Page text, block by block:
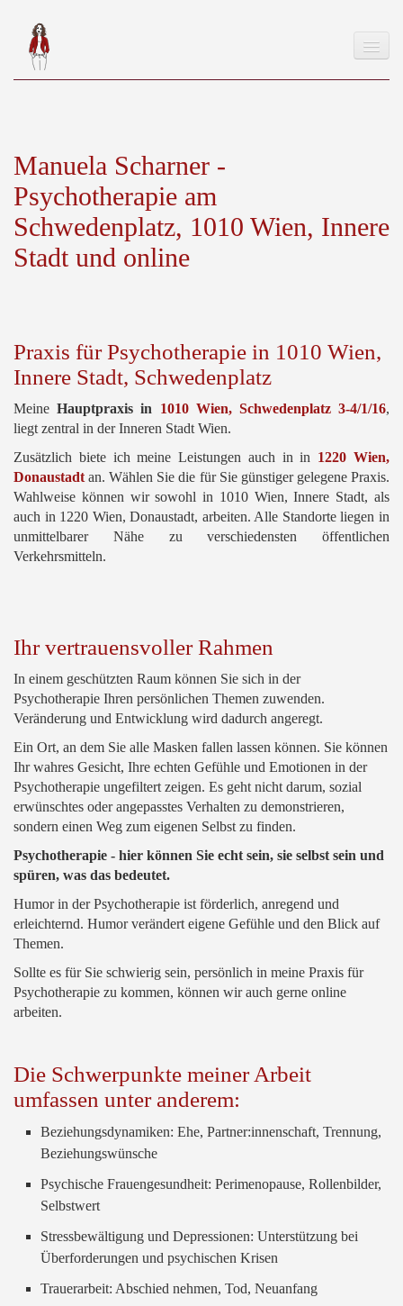
Startseite
Schwerpunkte
Psychotherapie 1010 Wien
Online-Psychotherapie
Über mich
Kontakt
Blog
Manuela Scharner -
Psychotherapie am
Schwedenplatz, 1010 Wien, Innere
Stadt und online
Praxis für Psychotherapie in 1010 Wien,
Innere Stadt, Schwedenplatz
MeineHauptpraxis in 1010 Wien, Schwedenplatz 3-4/1/16,
liegt zentral in der Inneren Stadt Wien.
Zusätzlich biete ich meine Leistungen auch in in 1220 Wien,
Donaustadt an. Wählen Sie die für Sie günstiger gelegene Praxis.
Wahlweise können wir sowohl in 1010 Wien, Innere Stadt, als
auch in 1220 Wien, Donaustadt, arbeiten. Alle Standorte liegen in
unmittelbarer Nähe zu verschiedensten öffentlichen
Verkehrsmitteln.
Ihr vertrauensvoller Rahmen
In einem geschützten Raum können Sie sich in der
Psychotherapie Ihren persönlichen Themen zuwenden.
Veränderung und Entwicklung wird dadurch angeregt.
Ein Ort, an dem Sie alle Masken fallen lassen können. Sie können
Ihr wahres Gesicht, Ihre echten Gefühle und Emotionen in der
Psychotherapie ungefiltert zeigen. Es geht nicht darum, sozial
erwünschtes oder angepasstes Verhalten zu demonstrieren,
sondern einen Weg zum eigenen Selbst zu finden.
Psychotherapie - hier können Sie echt sein, sie selbst sein und
spüren, was das bedeutet.
Humor in der Psychotherapie ist förderlich, anregend und
erleichternd. Humor verändert eigene Gefühle und den Blick auf
Themen.
Sollte es für Sie schwierig sein, persönlich in meine Praxis für
Psychotherapie zu kommen, können wir auch gerne online
arbeiten.
Die Schwerpunkte meiner Arbeit
umfassen unter anderem:
Beziehungsdynamiken: Ehe, Partner:innenschaft, Trennung,
Beziehungswünsche
Psychische Frauengesundheit: Perimenopause, Rollenbilder,
Selbstwert
Stressbewältigung und Depressionen: Unterstützung bei
Überforderungen und psychischen Krisen
Trauerarbeit: Abschied nehmen, Tod, Neuanfang